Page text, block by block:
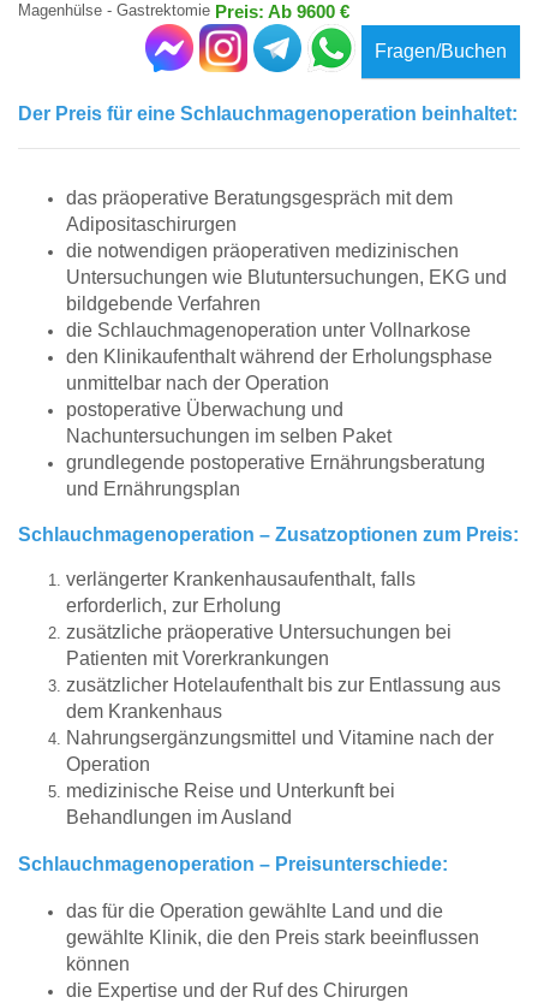
Magenhülse - Gastrektomie Preis: Ab 9600 €
Fragen/Buchen
Der Preis für eine Schlauchmagenoperation beinhaltet:
das präoperative Beratungsgespräch mit dem
Adipositaschirurgen
die notwendigen präoperativen medizinischen
Untersuchungen wie Blutuntersuchungen, EKG und
bildgebende Verfahren
die Schlauchmagenoperation unter Vollnarkose
den Klinikaufenthalt während der Erholungsphase
unmittelbar nach der Operation
postoperative Überwachung und
Nachuntersuchungen im selben Paket
grundlegende postoperative Ernährungsberatung
und Ernährungsplan
Schlauchmagenoperation – Zusatzoptionen zum Preis:
verlängerter Krankenhausaufenthalt, falls
erforderlich, zur Erholung
zusätzliche präoperative Untersuchungen bei
Patienten mit Vorerkrankungen
zusätzlicher Hotelaufenthalt bis zur Entlassung aus
dem Krankenhaus
Nahrungsergänzungsmittel und Vitamine nach der
Operation
medizinische Reise und Unterkunft bei
Behandlungen im Ausland
Schlauchmagenoperation – Preisunterschiede:
das für die Operation gewählte Land und die
gewählte Klinik, die den Preis stark beeinflussen
können
die Expertise und der Ruf des Chirurgen